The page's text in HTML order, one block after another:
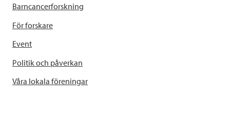
Barncancerforskning
För forskare
Event
Politik och påverkan
Våra lokala föreningar